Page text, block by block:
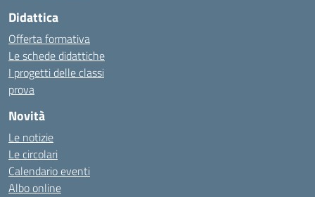
Didattica
Offerta formativa
Le schede didattiche
I progetti delle classi
prova
Novità
Le notizie
Le circolari
Calendario eventi
Albo online